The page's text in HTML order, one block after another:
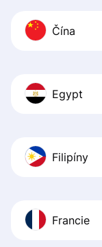
Čína
Egypt
Filipíny
Francie